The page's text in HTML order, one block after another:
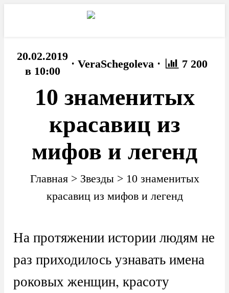
20.02.2019
в 10:00
· VeraSchegoleva · 7 200
10 знаменитых
красавиц из
мифов и легенд
Главная> Звезды> 10 знаменитых
красавиц из мифов и легенд
На протяжении истории людям не
раз приходилось узнавать имена
роковых женщин, красоту